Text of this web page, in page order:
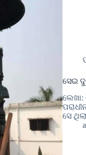
ସେଇ
ଲେଖା:
ସେ